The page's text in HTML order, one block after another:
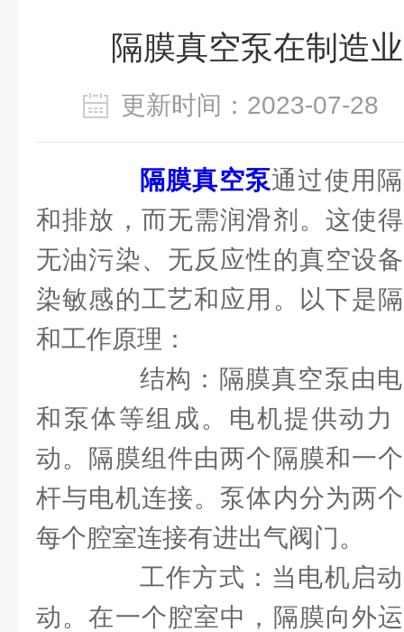
隔膜真空泵在制造
更新时间：2023-07-
隔膜真空泵通过使用
和排放，而无需润滑剂。这使
无油污染、无反应性的真空设
染敏感的工艺和应用。以下是
和工作原理：
结构：隔膜真空泵由电
和泵体等组成。电机提供动力
动。隔膜组件由两个隔膜和一
杆与电机连接。泵体内分为两
每个腔室连接有进出气阀门。
工作方式：当电机启动
动。在一个腔室中，隔膜向外